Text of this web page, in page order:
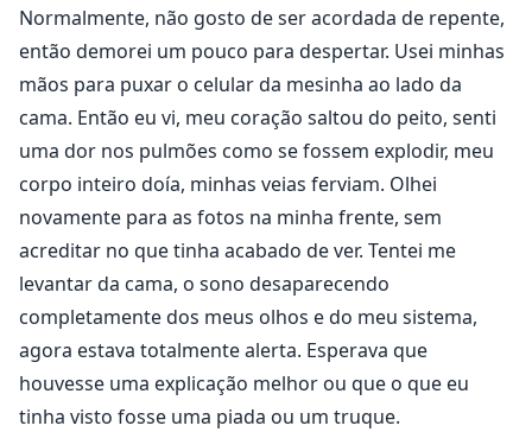
Eu podia ver que a Beta Ava estava sorrindo sem parar,
mas eu simplesmente não conseguia entender o que a
fazia rir.
"Por favor, deixe-me convencê-lo pessoalmente."
"Então faça isso. Estou ouvindo," ele disse, colocando
as mãos no peito.
"O quê?" Eu não entendi o que ele quis dizer.
"Ele é o Rei Alfa, Querida."
Depois que Elisabeth foi destituída de seu título como
Luna da matilha da lua segura e descobriu que o Alfa e
companheiro que ela conhecia durante toda sua vida
adulta engravidou alguém que não era ela, alguém em
quem ela confiava com todo seu ser e por quem
Normalmente, não gosto de ser acordada de repente,
então demorei um pouco para despertar. Usei minhas
mãos para puxar o celular da mesinha ao lado da
cama. Então eu vi, meu coração saltou do peito, senti
uma dor nos pulmões como se fossem explodir, meu
corpo inteiro doía, minhas veias ferviam. Olhei
novamente para as fotos na minha frente, sem
acreditar no que tinha acabado de ver. Tentei me
levantar da cama, o sono desaparecendo
completamente dos meus olhos e do meu sistema,
agora estava totalmente alerta. Esperava que
houvesse uma explicação melhor ou que o que eu
tinha visto fosse uma piada ou um truque.